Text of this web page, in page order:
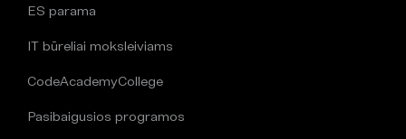
ES parama
IT būreliai moksleiviams
CodeAcademyCollege
Pasibaigusios programos